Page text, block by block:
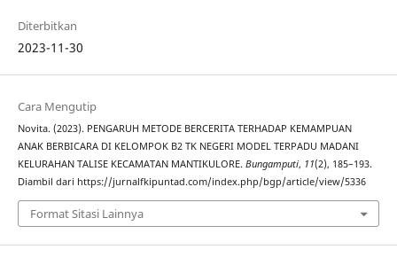
Diterbitkan
2023-11-30
Cara Mengutip
Novita. (2023). PENGARUH METODE BERCERITA TERHADAP KEMAMPUAN
ANAK BERBICARA DI KELOMPOK B2 TK NEGERI MODEL TERPADU MADANI
KELURAHAN TALISE KECAMATAN MANTIKULORE. Bungamputi, 11(2), 185–193.
Diambil dari https://jurnalfkipuntad.com/index.php/bgp/article/view/5336
Format Sitasi Lainnya